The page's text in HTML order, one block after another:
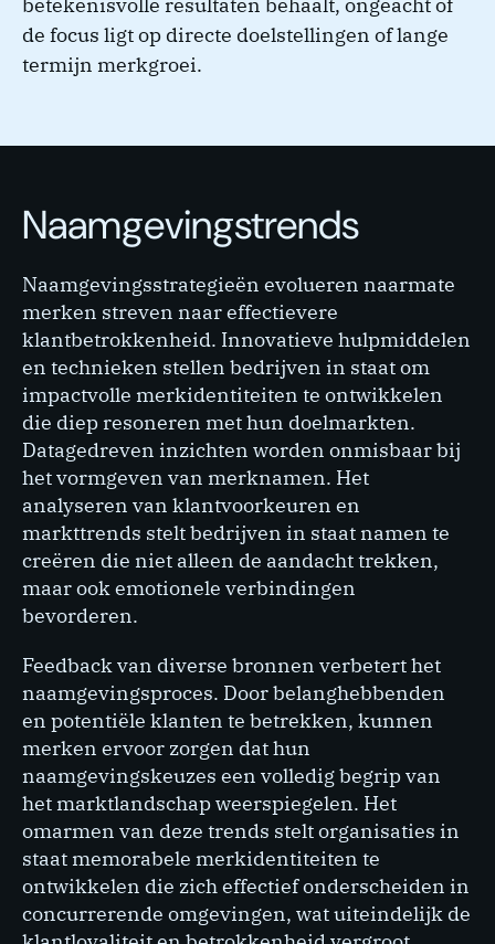
de focus ligt op directe doelstellingen of lange
termijn merkgroei.
Naamgevingstrends
Naamgevingsstrategieën evolueren naarmate
merken streven naar effectievere
klantbetrokkenheid. Innovatieve hulpmiddelen
en technieken stellen bedrijven in staat om
impactvolle merkidentiteiten te ontwikkelen
die diep resoneren met hun doelmarkten.
Datagedreven inzichten worden onmisbaar bij
het vormgeven van merknamen. Het
analyseren van klantvoorkeuren en
markttrends stelt bedrijven in staat namen te
creëren die niet alleen de aandacht trekken,
maar ook emotionele verbindingen
bevorderen.
Feedback van diverse bronnen verbetert het
naamgevingsproces. Door belanghebbenden
en potentiële klanten te betrekken, kunnen
merken ervoor zorgen dat hun
naamgevingskeuzes een volledig begrip van
het marktlandschap weerspiegelen. Het
omarmen van deze trends stelt organisaties in
staat memorabele merkidentiteiten te
ontwikkelen die zich effectief onderscheiden in
concurrerende omgevingen, wat uiteindelijk de